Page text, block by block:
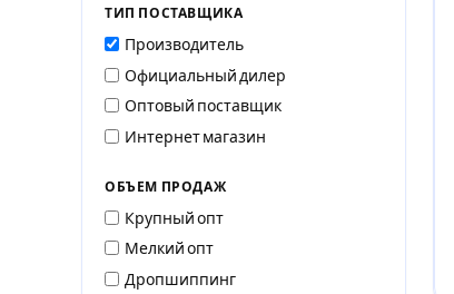
ТИП ПОСТАВЩИКА
Производитель
Официальный дилер
Оптовый поставщик
Интернет магазин
ОБЪЕМ ПРОДАЖ
Крупный опт
Мелкий опт
Дропшиппинг